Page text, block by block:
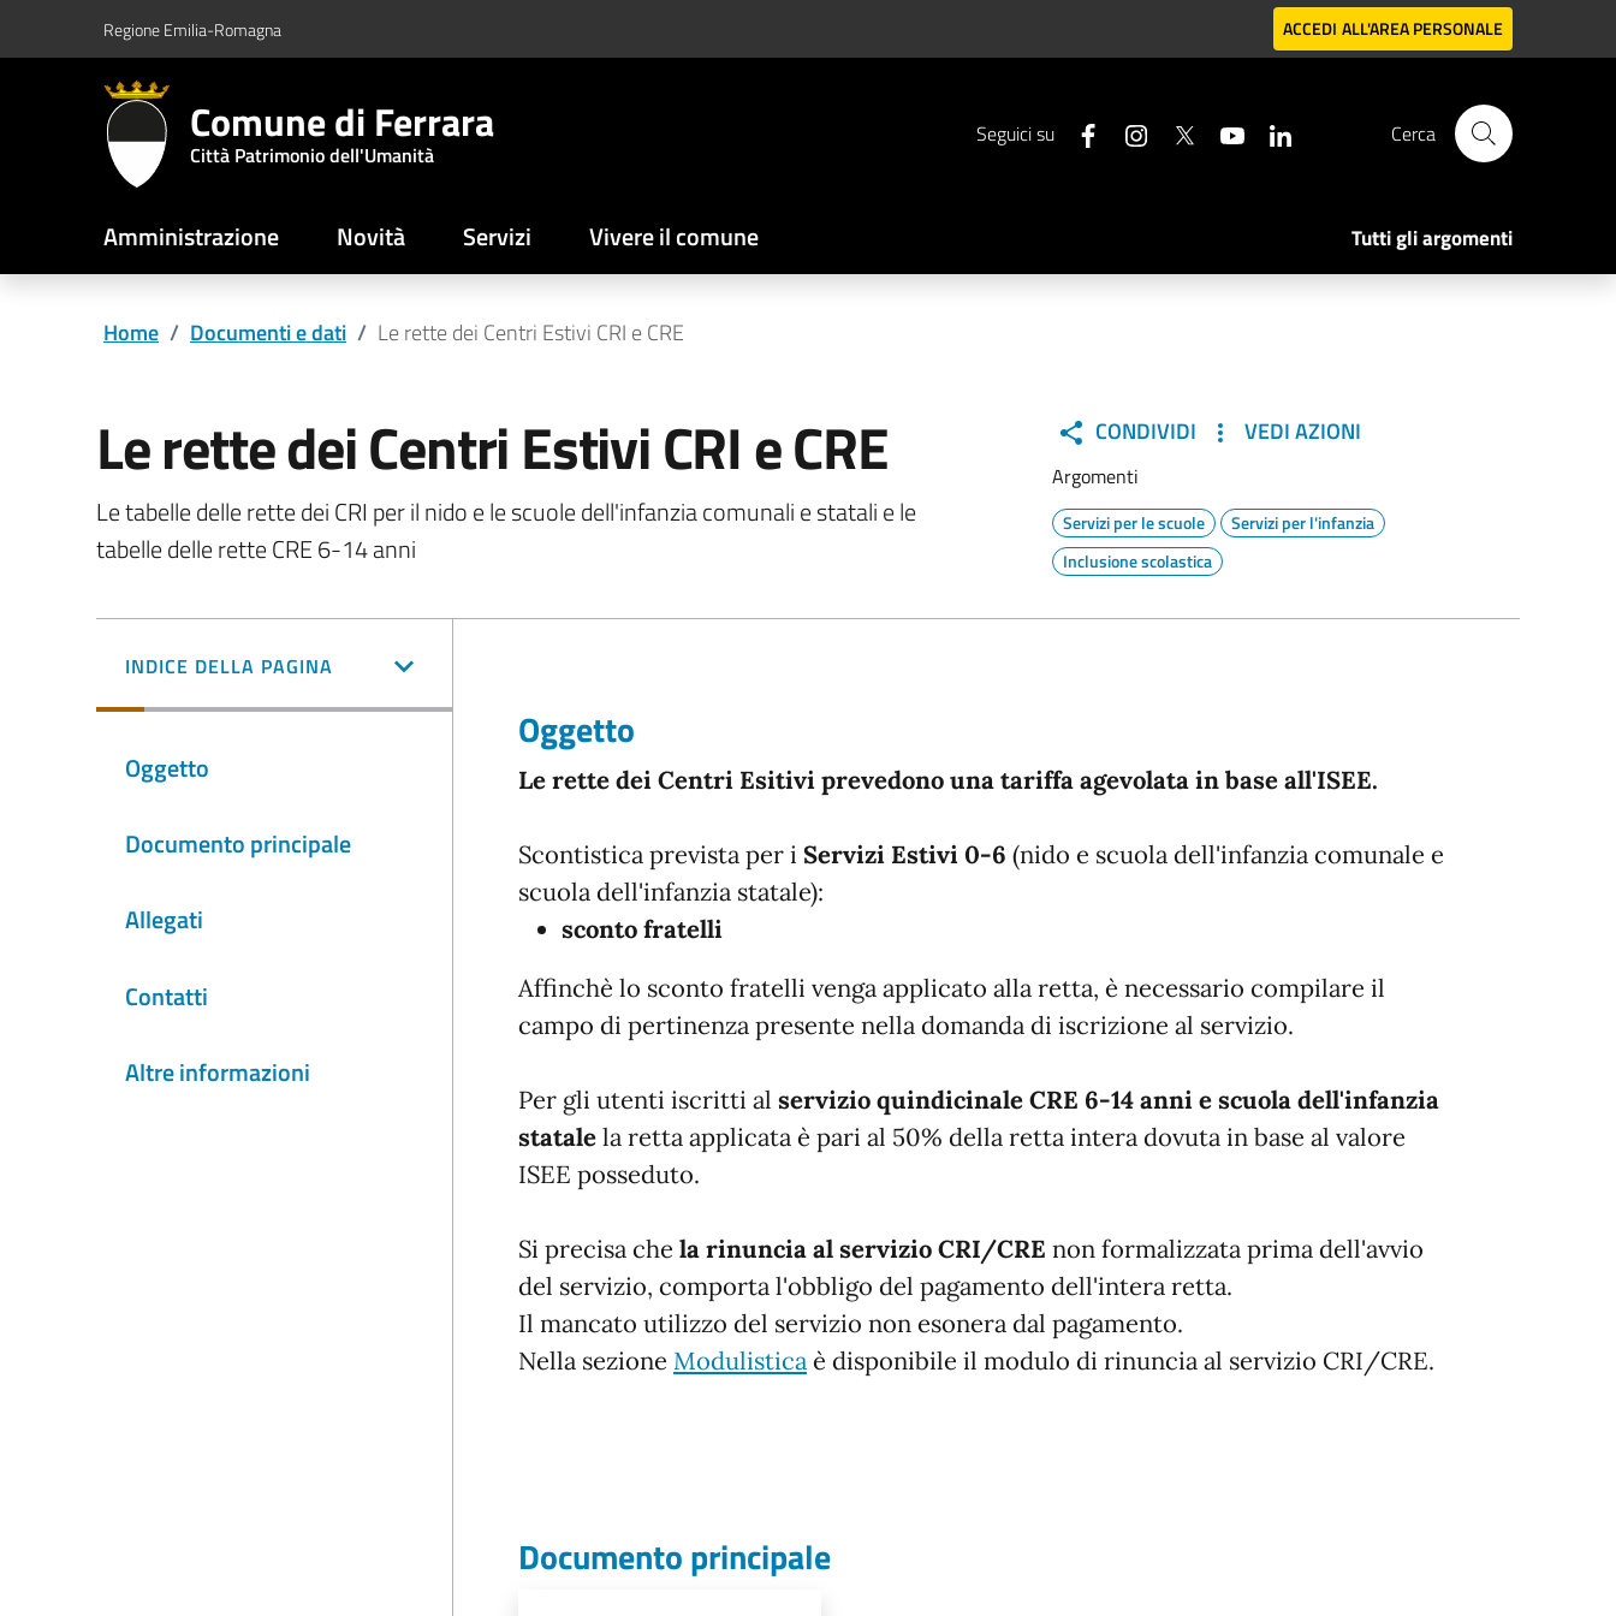
Vai al contenuto principale
Vai al footerRegione Emilia-Romagna ACCEDI ALL'AREA PERSONALE
Comune di Ferrara
Città Patrimonio dell'Umanità
Seguici su Cerca
Amministrazione Novità Servizi Vivere il comune Tutti gli argomenti
Home / Documenti e dati / Le rette dei Centri Estivi CRI e CRE
Le rette dei Centri Estivi CRI e CRE
Le tabelle delle rette dei CRI per il nido e le scuole dell'infanzia comunali e statali e le
tabelle delle rette CRE 6-14 anni
CONDIVIDI VEDI AZIONI
Argomenti
Servizi per le scuole
Servizi per l'infanzia
Inclusione scolastica
INDICE DELLA PAGINA
Oggetto
Documento principale
Allegati
Contatti
Altre informazioni
Oggetto
Le rette dei Centri Esitivi prevedono una tariffa agevolata in base all'ISEE.
Scontistica prevista per i Servizi Estivi 0-6 (nido e scuola dell'infanzia comunale e
scuola dell'infanzia statale):
sconto fratelli
Affinchè lo sconto fratelli venga applicato alla retta, è necessario compilare il
campo di pertinenza presente nella domanda di iscrizione al servizio.
Per gli utenti iscritti al servizio quindicinale CRE 6-14 anni e scuola dell'infanzia
statalela retta applicata è pari al 50% della retta intera dovuta in base al valore
ISEE posseduto.
Si precisa che la rinuncia al servizio CRI/CRE non formalizzata prima dell'avvio
del servizio, comporta l'obbligo del pagamento dell'intera retta.
Il mancato utilizzo del servizio non esonera dal pagamento.
Nella sezione Modulisticaè disponibile il modulo di rinuncia al servizio CRI/CRE.
Documento principale